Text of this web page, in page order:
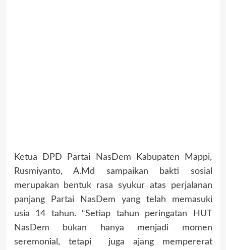
Ketua DPD Partai NasDem Kabupaten Mappi,
Rusmiyanto, A.Md sampaikan bakti sosial
merupakan bentuk rasa syukur atas perjalanan
panjang Partai NasDem yang telah memasuki
usia 14 tahun. “Setiap tahun peringatan HUT
NasDem bukan hanya menjadi momen
seremonial, tetapi juga ajang mempererat